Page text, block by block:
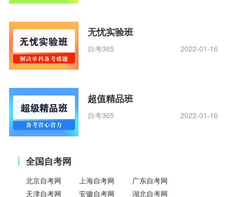
无忧实验班
自考365 2022-01-16
超值精品班
自考365 2022-01-16
全国自考网
北京自考网 上海自考网
广东自考网
天津自考网
安徽自考网 湖北自考网